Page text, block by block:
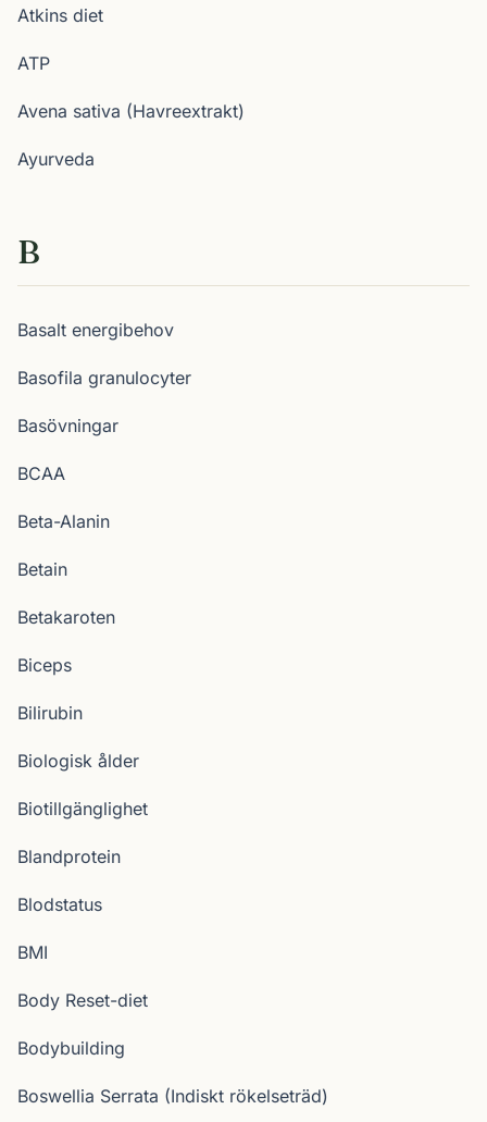
Atkins diet
ATP
Avena sativa (Havreextrakt)
Ayurveda
B
Basalt energibehov
Basofila granulocyter
Basövningar
BCAA
Beta-Alanin
Betain
Betakaroten
Biceps
Bilirubin
Biologisk ålder
Biotillgänglighet
Blandprotein
Blodstatus
BMI
Body Reset-diet
Bodybuilding
Boswellia Serrata (Indiskt rökelseträd)